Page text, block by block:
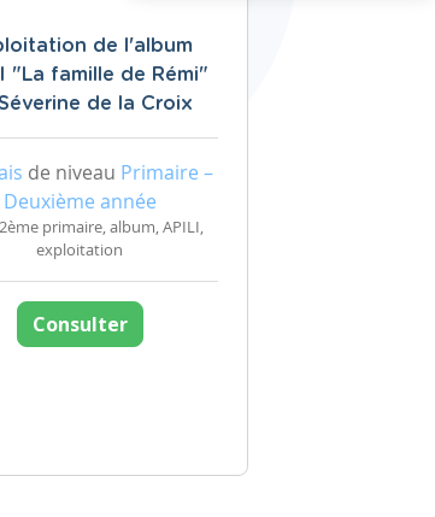
de l'album
"La famille de Rémi"
de la Croix
de niveau Primaire –
Deuxième année
primaire, album, APILI,
exploitation
Consulter